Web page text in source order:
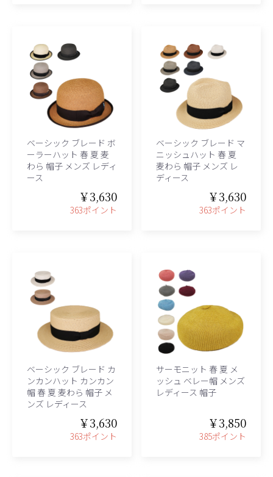
ベーシック ブレード ボ
ーラーハット 春 夏 麦
わら 帽子 メンズ レディ
ース
￥3,630
363ポイント
ベーシック ブレード マ
ニッシュハット 春 夏
麦わら 帽子 メンズ レ
ディース
￥3,630
363ポイント
ベーシック ブレード カ
ンカンハット カンカン
帽 春 夏 麦わら 帽子 メ
ンズ レディース
￥3,630
363ポイント
サーモニット 春 夏 メ
ッシュ ベレー帽 メンズ
レディース 帽子
￥3,850
385ポイント